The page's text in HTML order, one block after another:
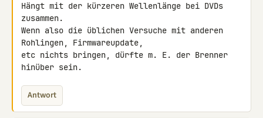
Hängt mit der kürzeren Wellenlänge bei DVDs
zusammen.
Wenn also die üblichen Versuche mit anderen
Rohlingen, Firmwareupdate,
etc nichts bringen, dürfte m. E. der Brenner
hinüber sein.
Antwort